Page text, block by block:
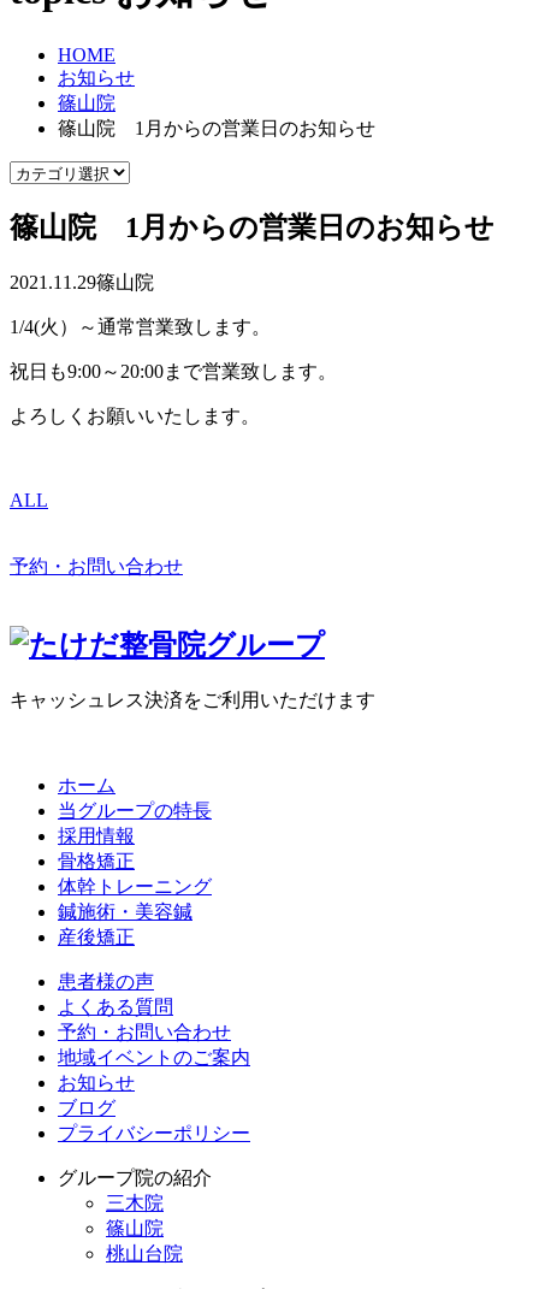
HOME
お知らせ
篠山院
篠山院 1月からの営業日のお知らせ
篠山院 1月からの営業日のお知らせ
2021.11.29篠山院
1/4(火）～通常営業致します。
祝日も9:00～20:00まで営業致します。
よろしくお願いいたします。
ALL
予約・お問い合わせ
キャッシュレス決済をご利用いただけます
ホーム
当グループの特長
採用情報
骨格矯正
体幹トレーニング
鍼施術・美容鍼
産後矯正
患者様の声
よくある質問
予約・お問い合わせ
地域イベントのご案内
お知らせ
ブログ
プライバシーポリシー
グループ院の紹介
三木院
篠山院
桃山台院